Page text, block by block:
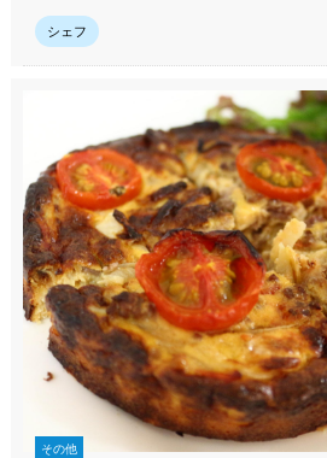
シェフ
その他